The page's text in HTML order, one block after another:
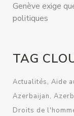
Genève exige
politiques
TAG
Actualités Aide
Azerbaijan
Droits de